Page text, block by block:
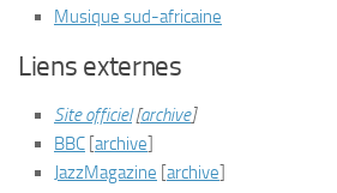
Musique sud-africaine
Liens externes
Site officiel[archive]
BBC [archive]
JazzMagazine [archive]